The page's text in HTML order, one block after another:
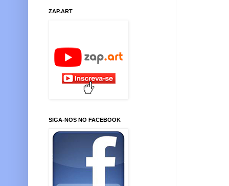
ZAP.ART
SIGA-NOS NO FACEBOOK